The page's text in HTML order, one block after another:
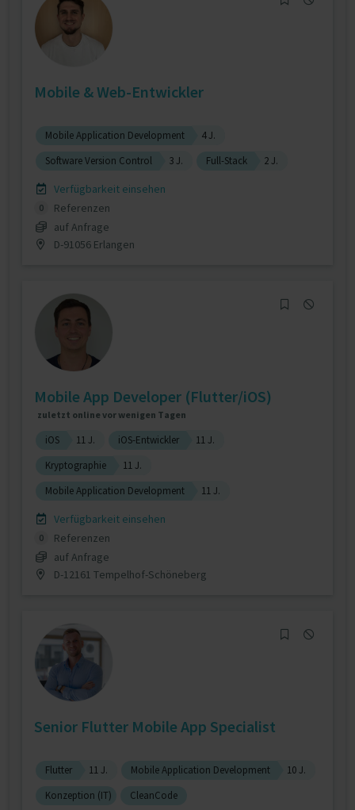
Mobile & Web-Entwickler
Mobile Application Development
4 J.
Software Version Control
3 J. Full-Stack 2 J.
Verfügbarkeit einsehen
0
Referenzen
auf Anfrage
D-91056 Erlangen
Mobile App Developer (Flutter/iOS)
zuletzt online vor wenigen Tagen
iOS 11 J. iOS-Entwickler
11 J.
Kryptographie
11 J.
Mobile Application Development
11 J.
Verfügbarkeit einsehen
0
Referenzen
auf Anfrage
D-12161 Tempelhof-Schöneberg
Senior Flutter Mobile App Specialist
Flutter 11 J. Mobile Application Development
10 J.
Konzeption (IT)
CleanCode